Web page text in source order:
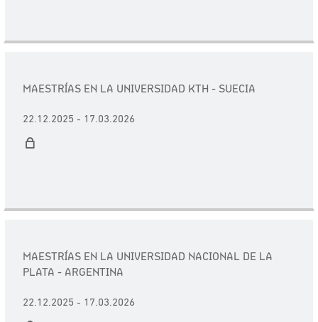
MAESTRÍAS EN LA UNIVERSIDAD KTH - SUECIA
22.12.2025 - 17.03.2026
MAESTRÍAS EN LA UNIVERSIDAD NACIONAL DE LA
PLATA - ARGENTINA
22.12.2025 - 17.03.2026